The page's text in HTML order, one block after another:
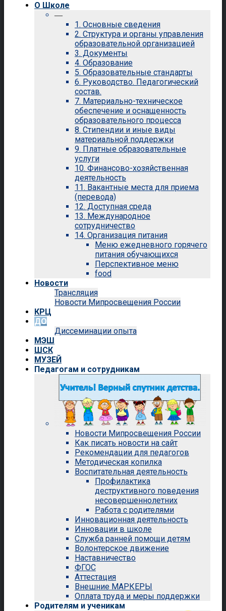
О Школе
—
1. Основные сведения
2. Структура и органы управления
образовательной организацией
3. Документы
4. Образование
5. Образовательные стандарты
6. Руководство. Педагогический
состав.
7. Материально-техническое
обеспечение и оснащенность
образовательного процесса
8. Стипендии и иные виды
материальной поддержки
9. Платные образовательные
услуги
10. Финансово-хозяйственная
деятельность
11. Вакантные места для приема
(перевода)
12. Доступная среда
13. Международное
сотрудничество
14. Организация питания
Меню ежедневного горячего
питания обучающихся
Перспективное меню
food
Новости
Трансляция
Новости Мипросвещения России
КРЦ
ДО
Диссеминации опыта
МЭШ
ШСК
МУЗЕЙ
Педагогам и сотрудникам
Новости Мипросвещения России
Как писать новости на сайт
Рекомендации для педагогов
Методическая копилка
Воспитательная деятельность
Профилактика
деструктивного поведения
несовершеннолетних
Работа с родителями
Инновационная деятельность
Инновации в школе
Служба ранней помощи детям
Волонтерское движение
Наставничество
ФГОС
Аттестация
Внешние МАРКЕРЫ
Оплата труда и меры поддержки
Родителям и ученикам